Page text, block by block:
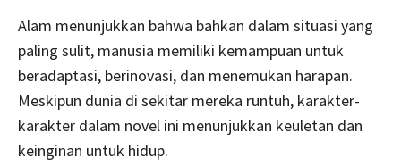
Alam menunjukkan bahwa bahkan dalam situasi yang
paling sulit, manusia memiliki kemampuan untuk
beradaptasi, berinovasi, dan menemukan harapan.
Meskipun dunia di sekitar mereka runtuh, karakter-
karakter dalam novel ini menunjukkan keuletan dan
keinginan untuk hidup.